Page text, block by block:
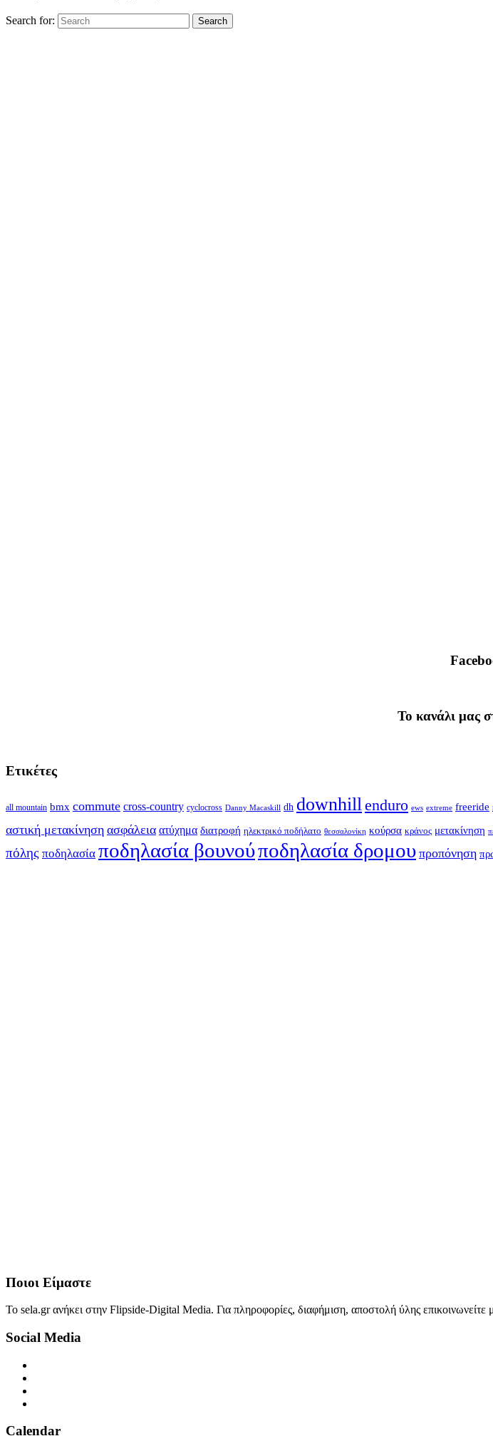
Search for: Search
To κανάλι μας
Ετικέτες
all mountain bmx commute cross-country cyclocross Danny Macaskill dh downhillenduro ews extreme freeride
αστική μετακίνηση ασφάλεια ατύχημα διατροφή ηλεκτρικό ποδήλατο θεσσαλονίκη κούρσα κράνος μετακίνηση
πόλης ποδηλασία ποδηλασία βουνούποδηλασία δρομου προπόνηση
Ποιοι Είμαστε
Το sela.gr ανήκει στην Flipside-Digital Media. Για πληροφορίες, διαφήμιση, αποστολή ύλης επικοινωνείτε
Social Media
Calendar